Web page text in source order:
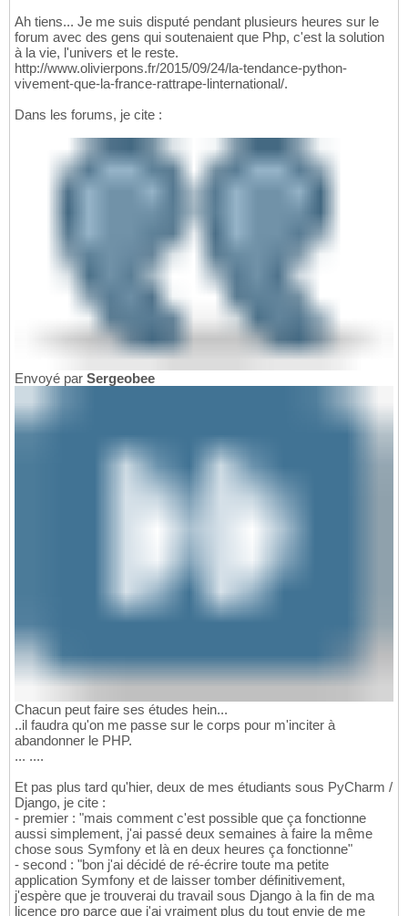
Ah tiens... Je me suis disputé pendant plusieurs heures sur le
forum avec des gens qui soutenaient que Php, c'est la solution
à la vie, l'univers et le reste.
http://www.olivierpons.fr/2015/09/24/la-tendance-python-
vivement-que-la-france-rattrape-linternational/.
Dans les forums, je cite :
Envoyé par Sergeobee
Chacun peut faire ses études hein...
..il faudra qu'on me passe sur le corps pour m'inciter à
abandonner le PHP.
... ....
Et pas plus tard qu'hier, deux de mes étudiants sous PyCharm /
Django, je cite :
- premier : "mais comment c'est possible que ça fonctionne
aussi simplement, j'ai passé deux semaines à faire la même
chose sous Symfony et là en deux heures ça fonctionne"
- second : "bon j'ai décidé de ré-écrire toute ma petite
application Symfony et de laisser tomber définitivement,
j'espère que je trouverai du travail sous Django à la fin de ma
licence pro parce que j'ai vraiment plus du tout envie de me